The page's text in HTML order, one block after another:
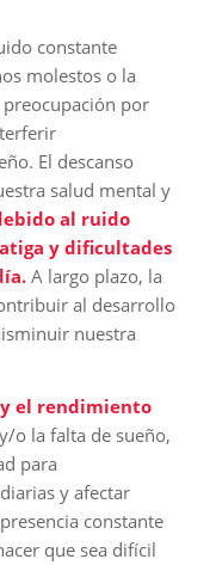
constante
molestos o la
por
El descanso
salud mental y
al ruido
y dificultades
A largo plazo, la
al desarrollo
nuestra
el rendimiento
o la falta de sueño,
para
y afectar
constante
que sea difícil